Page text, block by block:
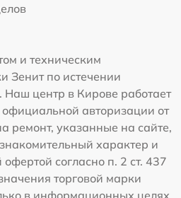
и техническим
Зенит по истечении
Наш центр в Кирове работает
авторизации от
ремонт, указанные на сайте,
характер и
согласно п. 2 ст. 437
торговой марки